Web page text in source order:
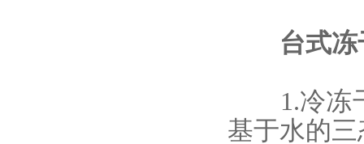
台式冻干
1.冷冻干
基于水的